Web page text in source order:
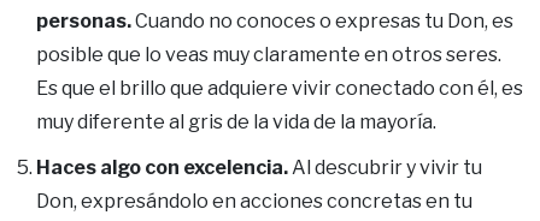
personas.Cuando no conoces o expresas tu Don, es
posible que lo veas muy claramente en otros seres.
Es que el brillo que adquiere vivir conectado con él, es
muy diferente al gris de la vida de la mayoría.
Haces algo con excelencia. Al descubrir y vivir tu
Don, expresándolo en acciones concretas en tu